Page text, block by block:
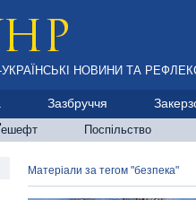
НОВИНИ ТА
Зазбруччя
Поспільство
Матеріали за тегом "безпека"